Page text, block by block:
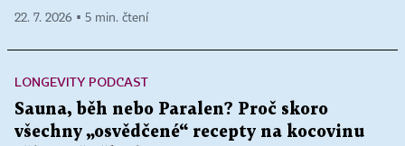
22. 7. 2026 ▪ 5 min. čtení
LONGEVITY PODCAST
Sauna, běh nebo Paralen? Proč skoro
všechny „osvědčené“ recepty na kocovinu